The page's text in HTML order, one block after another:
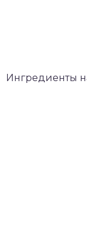
Ингредиенты